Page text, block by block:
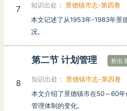
7 知识出处： 景德镇市志-第四卷
本文记述了从1953年-1983年景
况。
8
第二节 计划管理 析出
知识出处： 景德镇市志-第四卷
本文介绍了景德镇市在50～60
管理体制的变化。